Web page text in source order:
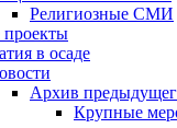
Религиозные СМИ
в осаде
Архив
Крупные